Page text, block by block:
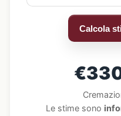
Calcola
Le stime sono